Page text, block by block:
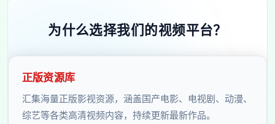
为什么选择我们的视频平台？
正版资源库
汇集海量正版影视资源，涵盖国产电影、电视剧、动漫、
综艺等各类高清视频内容，持续更新最新作品。